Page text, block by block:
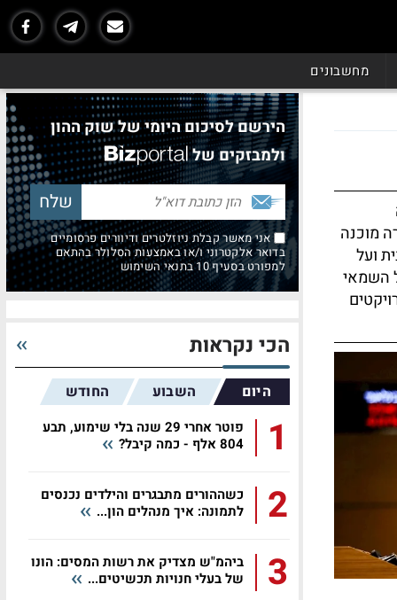
מחשבונים
מוכנה
ועל
השמאי
הירשם לסיכום היומי של שוק ההון
ולמבזקים של
אני מאשר קבלת ניוזלטרים ודיוורים פרסומיים
בדואר אלקטרוני ו/או באמצעות הסלולר בהתאם
למפורט בסעיף 10 בתנאי השימוש
הכי נקראות
היום השבוע החודש
1
פוטר אחרי 29 שנה בלי שימוע, תבע
804 אלף - כמה קיבל?
2
כשההורים מתבגרים והילדים נכנסים
לתמונה: איך מנהלים הון...
3
ביהמ"ש מצדיק את רשות המסים: הונו
של בעלי חנויות תכשיטים...